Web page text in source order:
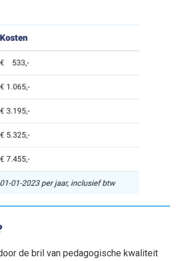
de bril van pedagogische kwaliteit